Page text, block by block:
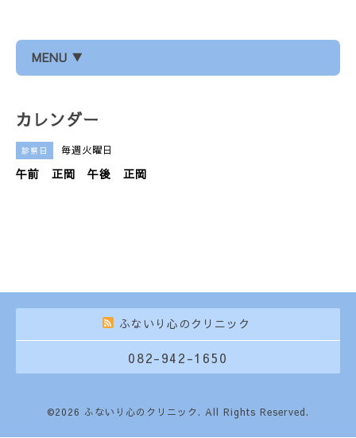
MENU ▼
カレンダー
診察日 毎週火曜日
午前 正岡 午後 正岡
ふないり心のクリニック
082-942-1650
©2026 ふないり心のクリニック. All Rights Reserved.